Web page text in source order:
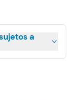
a